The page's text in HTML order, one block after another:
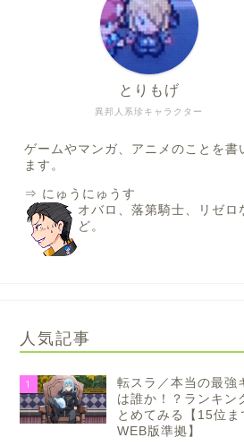
異邦人系珍キャラクター
とりもげ
ゲームやマンガ、アニメのことを書
ます。
⇒ にゅうにゅうす
オバロ、落第騎士、リゼロ
ど。
人気記事
1
転スラ／本当の最強
は誰か！？ランキン
とめてみる【15位ま
WEB版準拠】